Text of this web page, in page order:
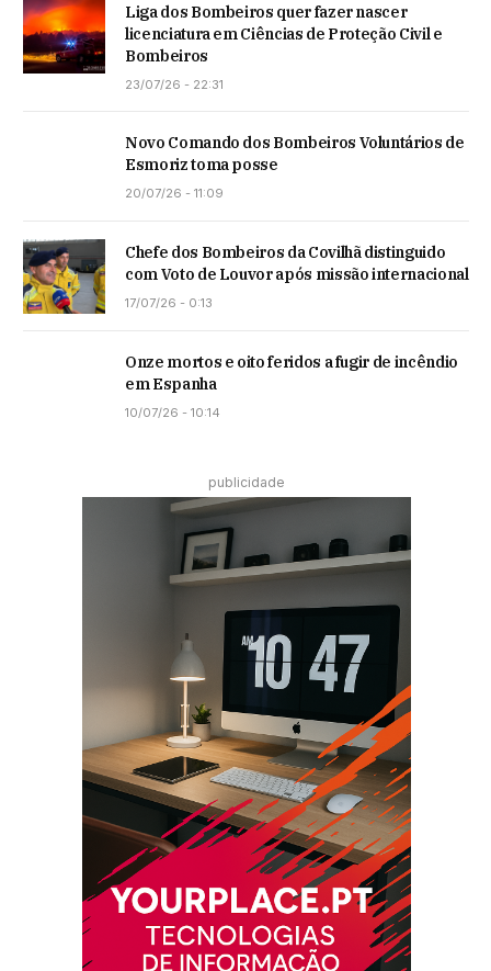
Liga dos Bombeiros quer fazer nascer
licenciatura em Ciências de Proteção Civil e
Bombeiros
23/07/26 - 22:31
Novo Comando dos Bombeiros Voluntários de
Esmoriz toma posse
20/07/26 - 11:09
Chefe dos Bombeiros da Covilhã distinguido
com Voto de Louvor após missão internacional
17/07/26 - 0:13
Onze mortos e oito feridos a fugir de incêndio
em Espanha
10/07/26 - 10:14
publicidade